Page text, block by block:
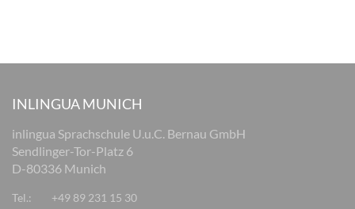
INLINGUA MUNICH
inlingua Sprachschule U.u.C. Bernau GmbH
Sendlinger-Tor-Platz 6
D-80336 Munich
Tel.:
+49 89 231 15 30